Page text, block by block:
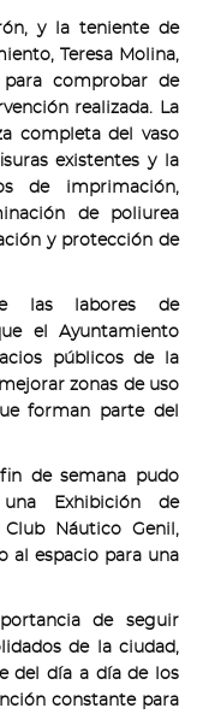
y la teniente de
Teresa Molina,
comprobar de
realizada. La
completa del vaso
existentes y la
de imprimación,
de poliurea
y protección de
las labores de
el Ayuntamiento
públicos de la
zonas de uso
forman parte del
de semana pudo
Exhibición de
Náutico Genil,
al espacio para una
de seguir
de la ciudad,
del día a día de los
constante para